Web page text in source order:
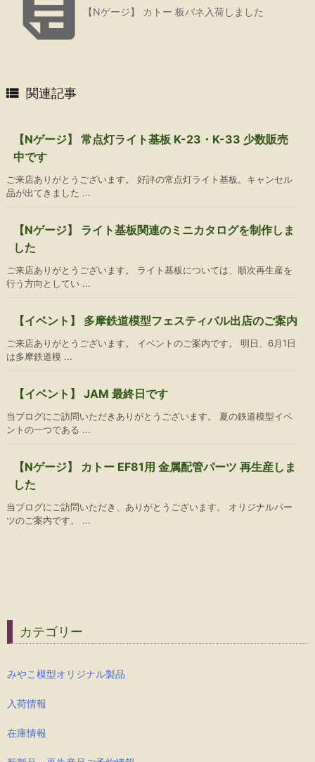
【Nゲージ】 カトー 板バネ入荷しました
 関連記事
【Nゲージ】 常点灯ライト基板 K-23・K-33 少数販売
中です
ご来店ありがとうございます。 好評の常点灯ライト基板。キャンセル
品が出てきました ...
【Nゲージ】 ライト基板関連のミニカタログを制作しま
した
ご来店ありがとうございます。 ライト基板については、順次再生産を
行う方向としてい ...
【イベント】 多摩鉄道模型フェスティバル出店のご案内
ご来店ありがとうございます。 イベントのご案内です。 明日、6月1日
は多摩鉄道模 ...
【イベント】 JAM 最終日です
当ブログにご訪問いただきありがとうございます。 夏の鉄道模型イベ
ントの一つである ...
【Nゲージ】 カトー EF81用 金属配管パーツ 再生産しま
した
当ブログにご訪問いただき、ありがとうございます。 オリジナルパー
ツのご案内です。 ...
カテゴリー
みやこ模型オリジナル製品
入荷情報
在庫情報